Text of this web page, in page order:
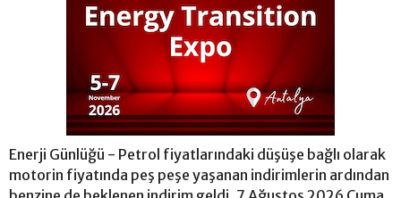
Enerji Günlüğü - Petrol fiyatlarındaki düşüşe bağlı olarak
motorin fiyatında peş peşe yaşanan indirimlerin ardından